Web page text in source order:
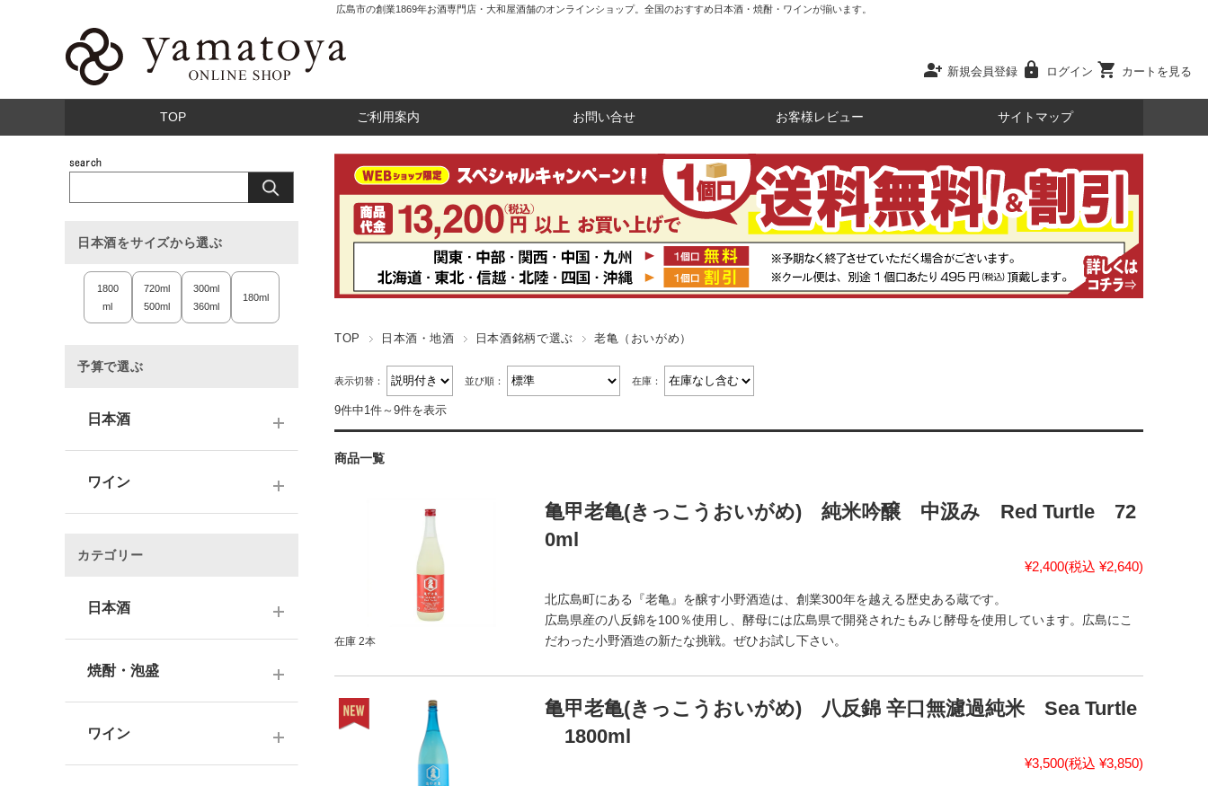
広島市の創業1869年お酒専門店・大和屋酒舗のオンラインショップ。全国のおすすめ日本酒・焼酎・ワインが揃います。
person_add 新規会員登録 lock ログイン shopping_cart カートを見る
TOP ご利用案内 お問い合せ お客様レビュー サイトマップ
TOP 日本酒・地酒 日本酒銘柄で選ぶ 老亀（おいがめ）
表示切替： 並び順： 在庫：
9件中1件～9件を表示
商品一覧
在庫 2本
亀甲老亀(きっこうおいがめ) 純米吟醸 中汲み Red Turtle 72
0ml
¥2,400(税込 ¥2,640)
北広島町にある『老亀』を醸す小野酒造は、創業300年を越える歴史ある蔵です。
広島県産の八反錦を100％使用し、酵母には広島県で開発されたもみじ酵母を使用しています。広島にこ
だわった小野酒造の新たな挑戦。ぜひお試し下さい。
亀甲老亀(きっこうおいがめ) 八反錦 辛口無濾過純米 Sea Turtle
1800ml
¥3,500(税込 ¥3,850)
日本酒をサイズから選ぶ
1800
ml
720ml
500ml
300ml
360ml
180ml
予算で選ぶ
日本酒
10,001円～
3000円台
4000円台
ワイン
2,001～3,000円
3,001～5,000円
5,001～10,000円
カテゴリー
日本酒
大吟醸酒
純米吟醸酒
焼酎・泡盛
ワイン